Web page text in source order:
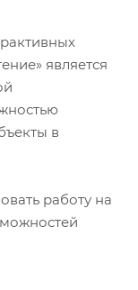
является
в
работу на